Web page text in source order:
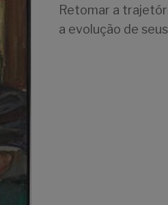
Retomar a
a evolução de